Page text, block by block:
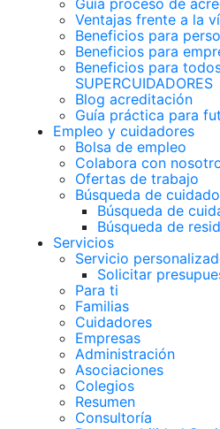
Ventajas frente a la
Beneficios para
Beneficios para
Beneficios para
SUPERCUIDADORES
Blog acreditación
Guía práctica para
Empleo y cuidadores
Bolsa de empleo
Colabora con
Ofertas de trabajo
Búsqueda de
Búsqueda de
Búsqueda de
Servicios
Servicio
Solicitar
Para ti
Familias
Cuidadores
Empresas
Administración
Asociaciones
Colegios
Resumen
Consultoría